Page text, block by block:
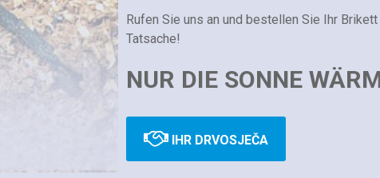
Rufen Sie uns an und bestellen Sie Ihr
Tatsache!
NUR DIE SONNE
IHR DRVOSJEČA